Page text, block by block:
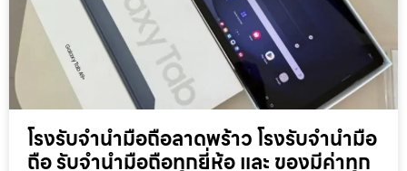
โรงรับจำนำมือถือลาดพร้าว โรงรับจำนำมือ
ถือ รับจำนำมือถือทุกยี่ห้อ และ ของมีค่าทุก